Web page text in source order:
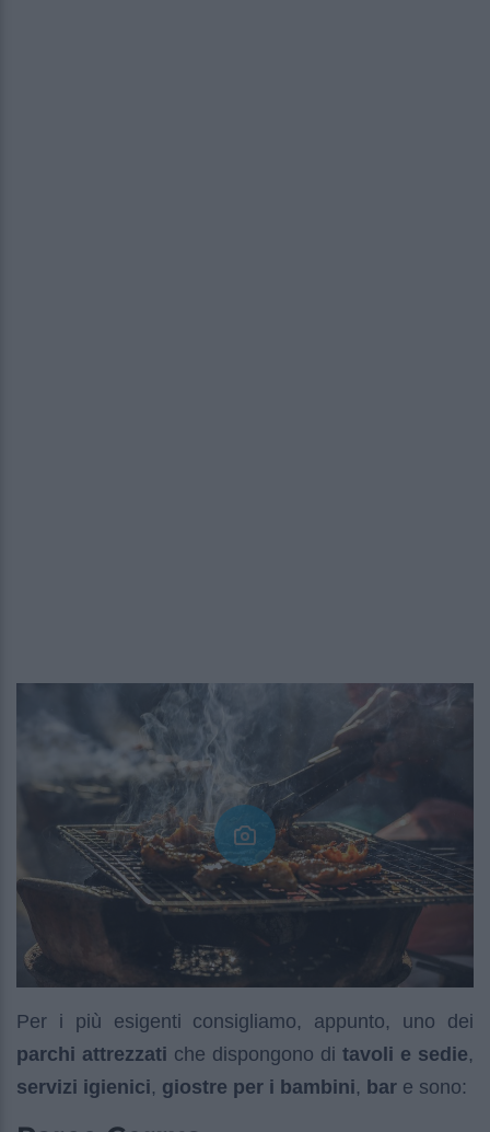
Per i più esigenti consigliamo, appunto, uno dei
parchi attrezzati che dispongono di tavoli e sedie,
servizi igienici, giostre per i bambini, bar e sono: